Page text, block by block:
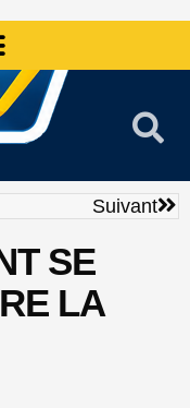
Suivant
SE
LA